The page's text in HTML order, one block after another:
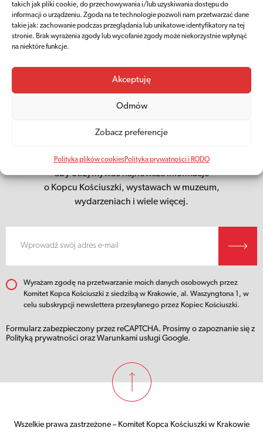
takich jak pliki cookie, do przechowywania i/lub uzyskiwania dostępu do
informacji o urządzeniu. Zgoda na te technologie pozwoli nam przetwarzać dane
takie jak: zachowanie podczas przeglądania lub unikatowe identyfikatory na tej
stronie. Brak wyrażenia zgody lub wycofanie zgody może niekorzystnie wpłynąć
na niektóre funkcje.
Akceptuję
Odmów
Zobacz preferencje
Polityka plików cookiesPolityka prywatności i RODO
NEWSLETTER
Zapisz się do newslettera
aby otrzymywać najnowsze informacje
o Kopcu Kościuszki, wystawach w muzeum,
wydarzeniach i wiele więcej.
Wyrażam zgodę na przetwarzanie moich danych osobowych przez
Komitet Kopca Kościuszki z siedzibą w Krakowie, al. Waszyngtona 1, w
celu subskrypcji newslettera przesyłanego przez Kopiec Kościuszki.
Formularz zabezpieczony przez reCAPTCHA. Prosimy o zapoznanie się z
Polityką prywatności oraz Warunkami usługi Google.
Wszelkie prawa zastrzeżone – Komitet Kopca Kościuszki w Krakowie